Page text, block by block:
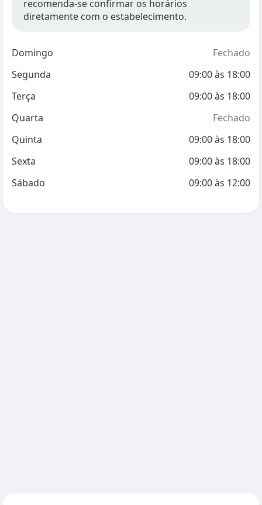
recomenda-se confirmar os horários
diretamente com o estabelecimento.
Domingo
Fechado
Segunda
09:00às 18:00
Terça
09:00às 18:00
Quarta
Fechado
Quinta
09:00às 18:00
Sexta
09:00às 18:00
Sábado
09:00às 12:00